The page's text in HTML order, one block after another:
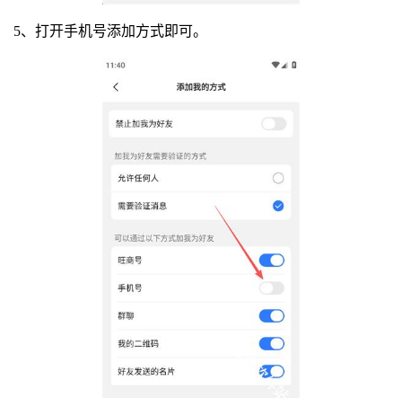
5、打开手机号添加方式即可。